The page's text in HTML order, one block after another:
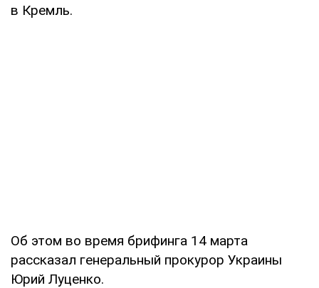
в Кремль.
Об этом во время брифинга 14 марта
рассказал генеральный прокурор Украины
Юрий Луценко.